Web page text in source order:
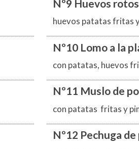
Nº9 Huevos
huevos patatas fritas
Nº10 Lomo a la
con patatas, huevos
Nº11 Muslo de
con patatas fritas y
Nº12 Pechuga